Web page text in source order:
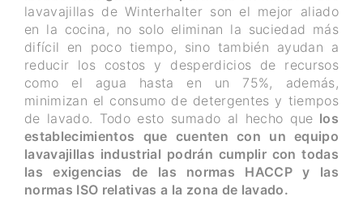
lavavajillas de Winterhalter son el mejor aliado
en la cocina, no solo eliminan la suciedad más
difícil en poco tiempo, sino también ayudan a
reducir los costos y desperdicios de recursos
como el agua hasta en un 75%, además,
minimizan el consumo de detergentes y tiempos
de lavado. Todo esto sumado al hecho que los
establecimientos que cuenten con un equipo
lavavajillas industrial podrán cumplir con todas
las exigencias de las normas HACCP y las
normas ISO relativas a la zona de lavado.